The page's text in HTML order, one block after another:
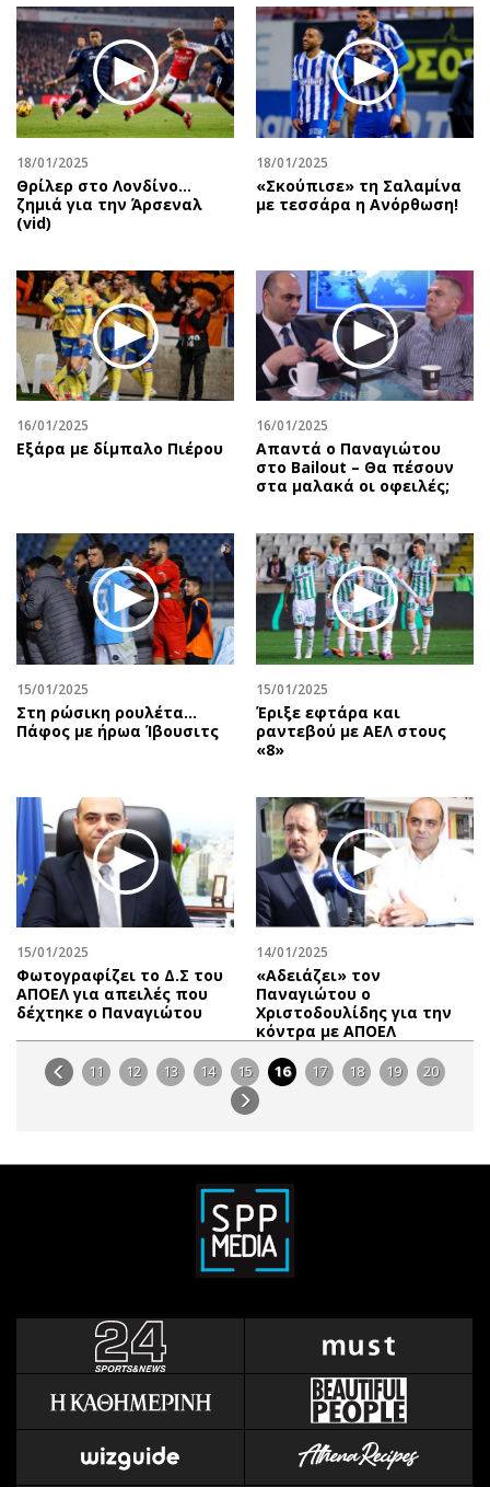
18/01/2025
Θρίλερ στο Λονδίνο…
ζημιά για την Άρσεναλ
(vid)
18/01/2025
«Σκούπισε» τη Σαλαμίνα
με τεσσάρα η Ανόρθωση!
16/01/2025
Εξάρα με δίμπαλο Πιέρου
16/01/2025
Απαντά ο Παναγιώτου
στο Bailout – Θα πέσουν
στα μαλακά οι οφειλές;
15/01/2025
Στη ρώσικη ρουλέτα...
Πάφος με ήρωα Ίβουσιτς
15/01/2025
Έριξε εφτάρα και
ραντεβού με ΑΕΛ στους
«8»
15/01/2025
Φωτογραφίζει το Δ.Σ του
ΑΠΟΕΛ για απειλές που
δέχτηκε ο Παναγιώτου
14/01/2025
«Αδειάζει» τον
Παναγιώτου ο
Χριστοδουλίδης για την
κόντρα με ΑΠΟΕΛ
11 12 13 14 15 16 17 18 19 20